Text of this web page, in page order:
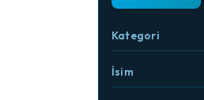
Kategori
İsim